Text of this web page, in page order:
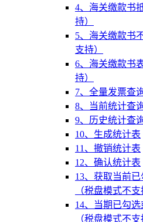
4、海关缴款书
持）
5、海关缴款书
支持）
6、海关缴款书
持）
7、全量发票查
8、当前统计查
9、历史统计查
10、生成统计表
11、撤销统计表
12、确认统计表
13、获取当前
（税盘模式不支
14、当期已勾
（税盘模式不支